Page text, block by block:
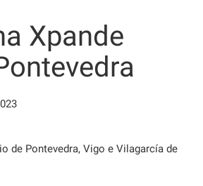
Xpande
de Pontevedra, Vigo e Vilagarcía de